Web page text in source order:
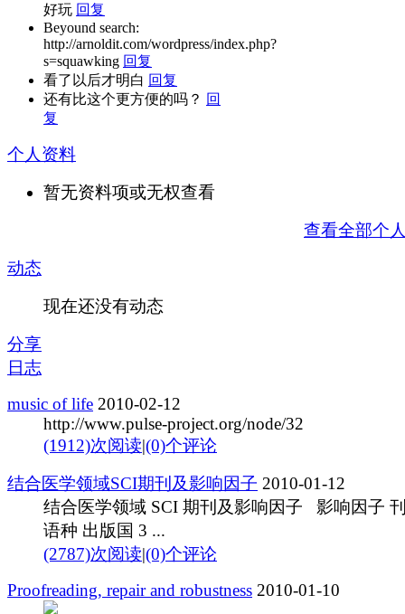
好玩 回复
Beyound search:
http://arnoldit.com/wordpress/index.php?
s=squawking 回复
看了以后才明白 回复
还有比这个更方便的吗？ 回
复
个人资料
暂无资料项或无权查看
查看全部个
动态
现在还没有动态
分享
日志
music of life 2010-02-12
http://www.pulse-project.org/node/32
(1912)次阅读|(0)个评论
结合医学领域SCI期刊及影响因子 2010-01-12
结合医学领域 SCI 期刊及影响因子 影响因子
语种 出版国 3 ...
(2787)次阅读|(0)个评论
Proofreading, repair and robustness 2010-01-10